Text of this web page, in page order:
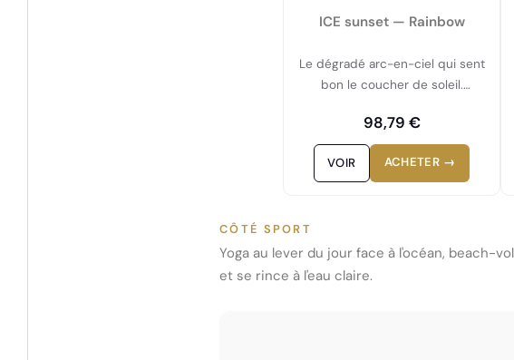
ICE sunset — Rainbow
Le dégradé arc-en-ciel qui sent
bon le coucher de soleil.
98,79 €
VOIR ACHETER →
CÔTÉ SPORT
Yoga au lever du jour face à l'océan, beach-
et se rince à l'eau claire.